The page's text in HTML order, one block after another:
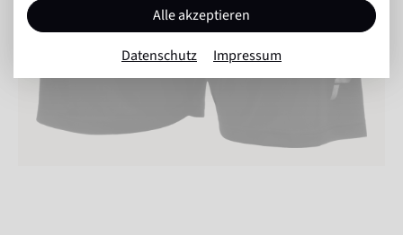
Alle akzeptieren
Datenschutz Impressum